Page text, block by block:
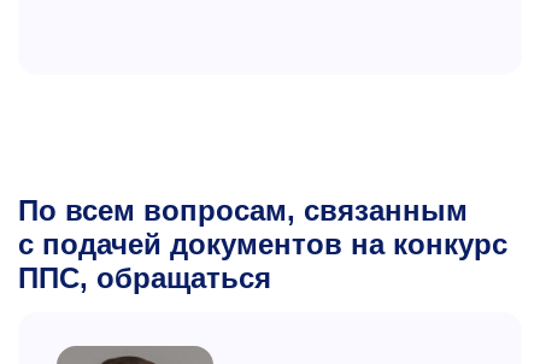
По всем вопросам, связанным
с подачей документов на конкурс
ППС, обращаться